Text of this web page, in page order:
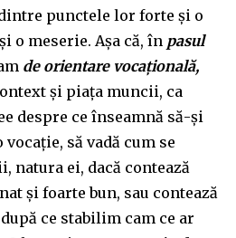
punctele lor forte și o
o meserie. Așa că, în pasul
de orientare vocațională,
și piața muncii, ca
despre ce înseamnă să-și
să vadă cum se
natura ei, dacă contează
și foarte bun, sau contează
ce stabilim cam ce ar